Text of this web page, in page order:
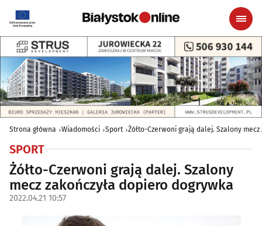
Strona główna Wiadomości Sport Żółto-Czerwoni grają dalej. Szalony
SPORT
Żółto-Czerwoni grają dalej. Szalony
mecz zakończyła dopiero dogrywka
2022.04.21 10:57